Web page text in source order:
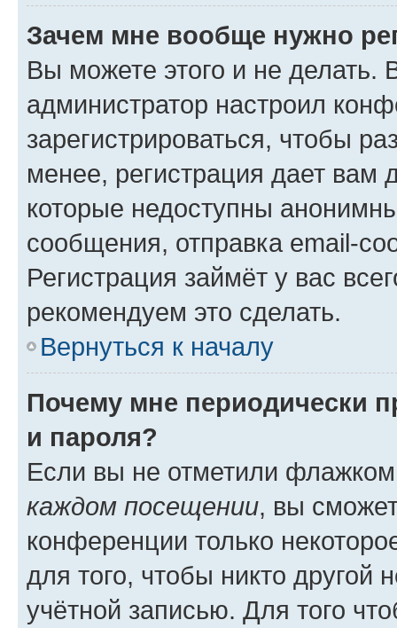
Зачем мне вообще нужно
Вы можете этого и не делать.
администратор настроил
зарегистрироваться, чтобы
менее, регистрация дает вам
которые недоступны
сообщения, отправка email-
Регистрация займёт у вас
рекомендуем это сделать.
Вернуться к началу
Почему мне периодически
и пароля?
Если вы не отметили
каждом посещении, вы
конференции только
для того, чтобы никто другой
учётной записью. Для того